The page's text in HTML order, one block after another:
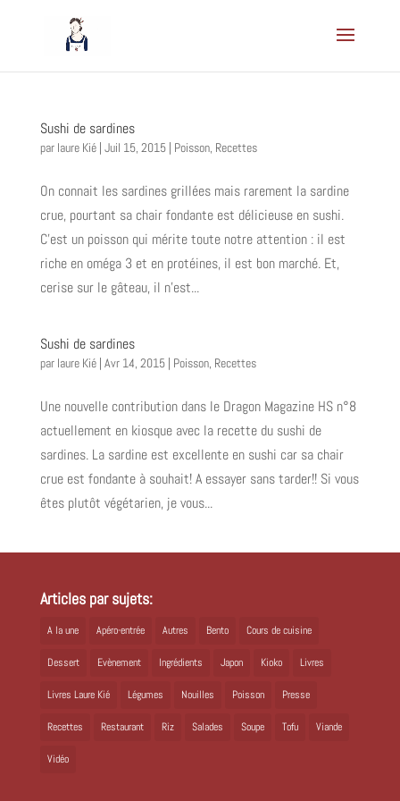
Sushi de sardines
par laure Kié| Juil 15, 2015| Poisson, Recettes
On connait les sardines grillées mais rarement la sardine
crue, pourtant sa chair fondante est délicieuse en sushi.
C’est un poisson qui mérite toute notre attention : il est
riche en oméga 3 et en protéines, il est bon marché. Et,
cerise sur le gâteau, il n’est...
Sushi de sardines
par laure Kié| Avr 14, 2015| Poisson, Recettes
Une nouvelle contribution dans le Dragon Magazine HS n°8
actuellement en kiosque avec la recette du sushi de
sardines. La sardine est excellente en sushi car sa chair
crue est fondante à souhait! A essayer sans tarder!! Si vous
êtes plutôt végétarien, je vous...
Articles par sujets:
A la une Apéro-entrée Autres Bento Cours de cuisine
Dessert Evènement Ingrédients Japon Kioko Livres
Livres Laure Kié Légumes Nouilles Poisson Presse
Recettes Restaurant Riz Salades Soupe Tofu Viande
Vidéo